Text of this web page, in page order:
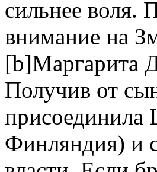
сильнее воля.
внимание на
[b]Маргарита
Получив от
Финляндия) и